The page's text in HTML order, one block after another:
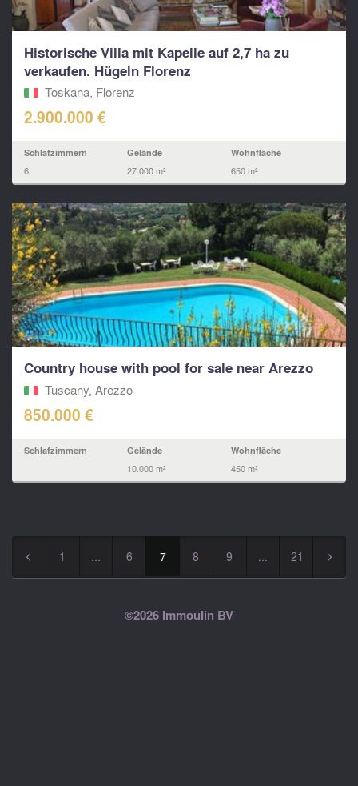
Historische Villa mit Kapelle auf 2,7 ha zu
verkaufen. Hügeln Florenz
Toskana, Florenz
2.900.000 €
Schlafzimmern
6
Gelände
27.000 m²
Wohnfläche
650 m²
Country house with pool for sale near Arezzo
Tuscany, Arezzo
850.000 €
Schlafzimmern Gelände
10.000 m²
Wohnfläche
450 m²
◅ 1 ... 6 7 8 9 ... 21 ▻
©2026 Immoulin BV